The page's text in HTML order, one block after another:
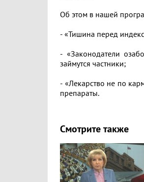
Об этом в нашей
- «Тишина перед
- «Законодатели
займутся частники;
- «Лекарство не по
препараты.
Смотрите также